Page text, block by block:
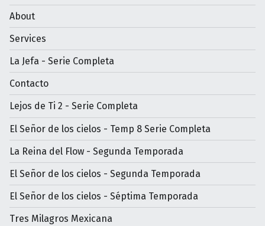
About
Services
La Jefa - Serie Completa
Contacto
Lejos de Ti 2 - Serie Completa
El Señor de los cielos - Temp 8 Serie Completa
La Reina del Flow - Segunda Temporada
El Señor de los cielos - Segunda Temporada
El Señor de los cielos - Séptima Temporada
Tres Milagros Mexicana